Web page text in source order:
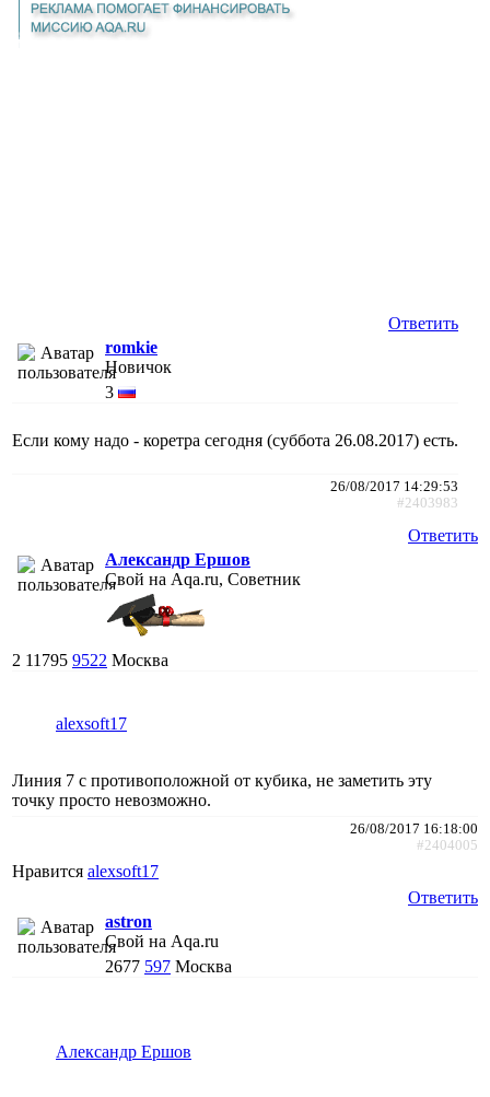
Ответить
romkie
Новичок
3
Если кому надо - коретра сегодня (суббота 26.08.2017) есть.
26/08/2017 14:29:53
#2403983
Ответить
Александр Ершов
Свой на Aqa.ru, Советник
2 11795 9522 Москва
alexsoft17
Линия 7 с противоположной от кубика, не заметить эту
точку просто невозможно.
26/08/2017 16:18:00
#2404005
Нравится alexsoft17
Ответить
astron
Свой на Aqa.ru
2677 597 Москва
Александр Ершов